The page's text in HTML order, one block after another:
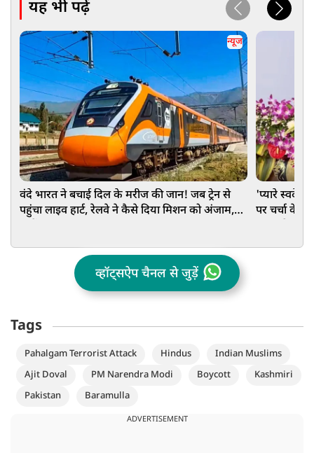
यह भी पढ़ें
न्यूज
वंदे भारत ने बचाई दिल के मरीज की जान! जब ट्रेन से
पहुंचा लाइव हार्ट, रेलवे ने कैसे दिया मिशन को अंजाम,
'प्यारे स्वदेश
पर चर्चा के
व्हॉट्सऐप चैनल से जुड़ें
Tags
Pahalgam Terrorist Attack Hindus
Indian Muslims
Ajit Doval
PM Narendra Modi Boycott
Kashmiri
Pakistan
Baramulla
ADVERTISEMENT